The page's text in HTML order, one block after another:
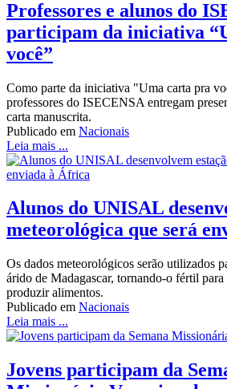
Professores e alunos do
participam da iniciativa
você”
Como parte da iniciativa "Uma carta pra
professores do ISECENSA entregam
carta manuscrita.
Publicado em Nacionais
Leia mais ...
Alunos do UNISAL
meteorológica que será
Os dados meteorológicos serão utilizados
árido de Madagascar, tornando-o fértil para
produzir alimentos.
Publicado em Nacionais
Leia mais ...
Jovens participam da